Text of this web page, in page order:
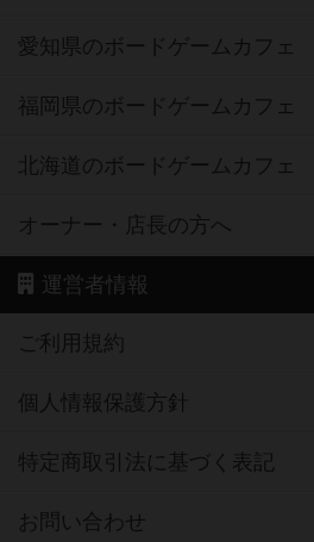
愛知県のボードゲームカフェ
福岡県のボードゲームカフェ
北海道のボードゲームカフェ
オーナー・店長の方へ
運営者情報
ご利用規約
個人情報保護方針
特定商取引法に基づく表記
お問い合わせ